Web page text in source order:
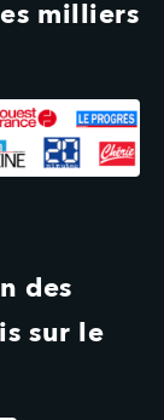
milliers
des
sur le